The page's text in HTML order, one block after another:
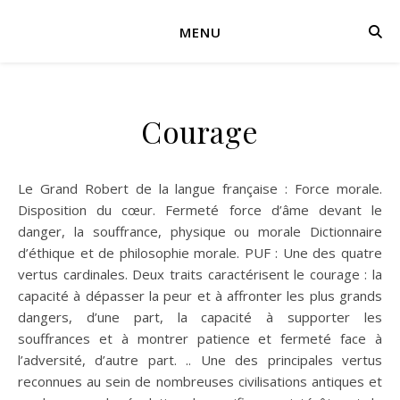
MENU
Courage
Le Grand Robert de la langue française : Force morale.
Disposition du cœur. Fermeté force d’âme devant le
danger, la souffrance, physique ou morale Dictionnaire
d’éthique et de philosophie morale. PUF : Une des quatre
vertus cardinales. Deux traits caractérisent le courage : la
capacité à dépasser la peur et à affronter les plus grands
dangers, d’une part, la capacité à supporter les
souffrances et à montrer patience et fermeté face à
l’adversité, d’autre part. .. Une des principales vertus
reconnues au sein de nombreuses civilisations antiques et